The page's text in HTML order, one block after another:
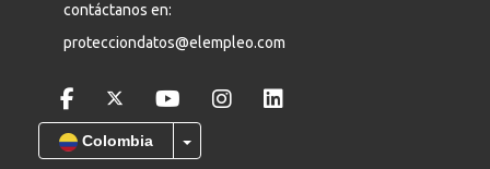
contáctanos en:
protecciondatos@elempleo.com
Colombia